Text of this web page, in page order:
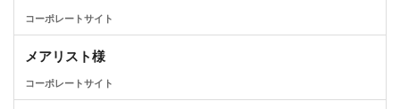
コーポレートサイト
メアリスト様
コーポレートサイト